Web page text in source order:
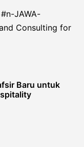
n-JAWA-
Consulting for
Baru untuk